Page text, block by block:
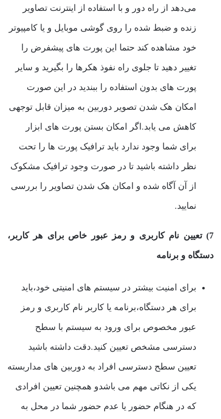
می‌دهد از راه دور و با استفاده از اینترنت تصاویر
زنده و ضبط شده را روی گوشی موبایل و یا کامپیوتر
خود مشاهده کند حتما این پورت های پیشفرض را
تغییر دهید تا جلوی راه نفوذ هکرها را بگیرید و سایر
پورت های بدون استفاده را ببندید در این صورت
امکان هک شدن تصویر دوربین به میزان قابل توجهی
کاهش می یابد.اگر امکان بستن پورت های ابزار
برای شما وجود ندارد باید ترافیک پورت ها را تحت
نظر داشته باشید تا در صورت وجود ترافیک مشکوک
از آن آگاه شده و امکان هک شدن تصاویر را بررسی
نمایید.
7) تعیین نام کاربری و رمز عبور خاص برای هر کاربر،
دستگاه و برنامه
برای امنیت بیشتر در سیستم های امنیتی خود،باید
برای هر دستگاه،برنامه یا کاربر نام کاربری و رمز
عبور مخصوص برای ورود به سیستم با سطح
دسترسی مشخص تعیین کنید.دقت داشته باشید
تعیین سطح دسترسی افراد به دوربین های مداربسته
یکی از نکاتی مهم می باشدو همچنین تعیین افرادی
که در هنگام حضور یا عدم حضور شما در محل به